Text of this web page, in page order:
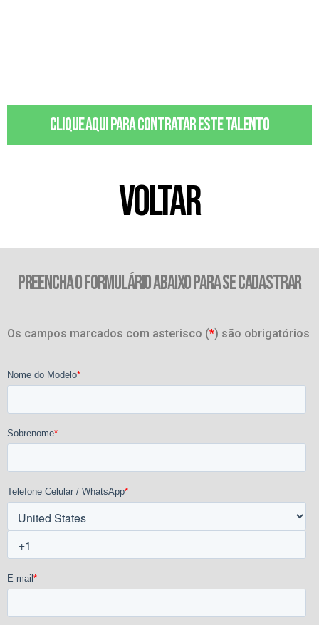
Clique aqui para contratar este talento
VOLTAR
PREENCHA O FORMULÁRIO ABAIXO PARA SE CADASTRAR
Os campos marcados com asterisco (*) são obrigatórios